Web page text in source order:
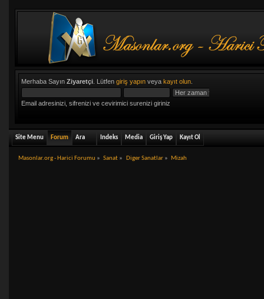
Merhaba Sayın Ziyaretçi. Lütfen giriş yapınveya kayıt olun.
Email adresinizi, sifrenizi ve cevirimici surenizi giriniz
Site Menu Forum Ara Indeks Media Giriş Yap Kayıt Ol
Masonlar.org - Harici Forumu » Sanat » Diger Sanatlar» Mizah